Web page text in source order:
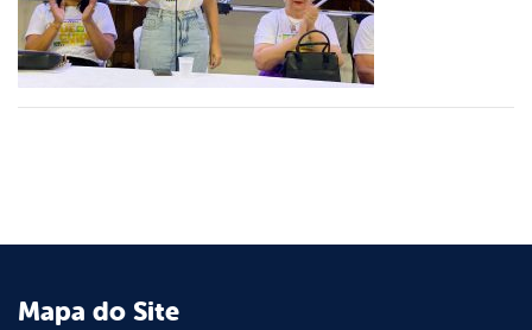
Mapa do Site